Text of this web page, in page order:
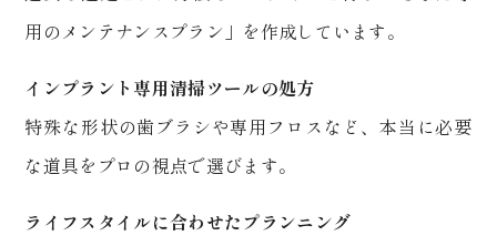
用のメンテナンスプラン」を作成しています。
インプラント専用清掃ツールの処方
特殊な形状の歯ブラシや専用フロスなど、本当に必要
な道具をプロの視点で選びます。
ライフスタイルに合わせたプランニング